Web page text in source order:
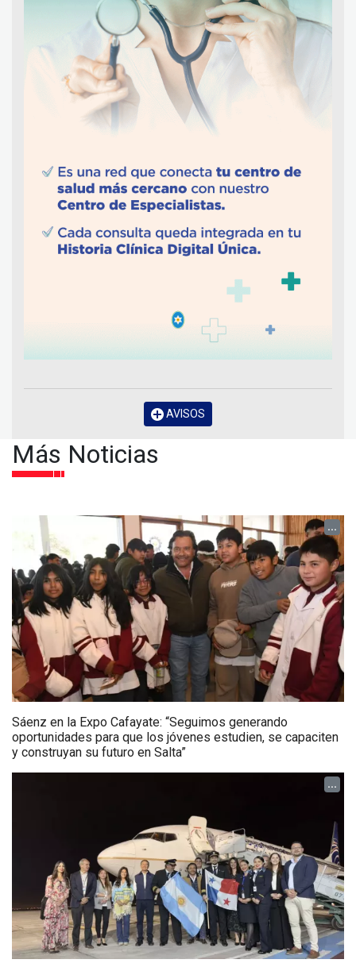
AVISOS
Más Noticias
...
Sáenz en la Expo Cafayate: “Seguimos generando
oportunidades para que los jóvenes estudien, se capaciten
y construyan su futuro en Salta”
...